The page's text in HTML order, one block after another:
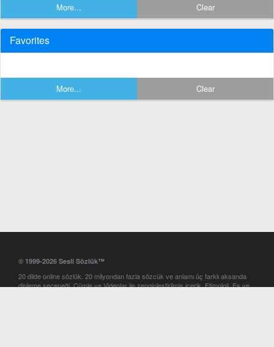
More... Clear
Favorites
More... Clear
© 1999-2026 Sesli Sözlük™
20 dilde online sözlük. 20 milyondan fazla sözcük ve anlamı üç farklı aksanda
dinleme seçeneği. Cümle ve Videolar ile zenginleştirilmiş içerik. Etimoloji, Eş ve